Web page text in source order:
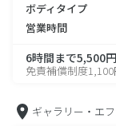
ボディタイプ
営業時間
6時間まで5,500円
免責補償制度1,100
ギャラリー・エ